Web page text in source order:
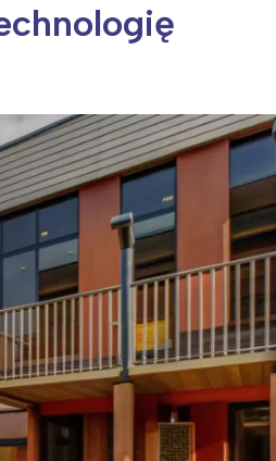
Pszczoła i kwitnący ul